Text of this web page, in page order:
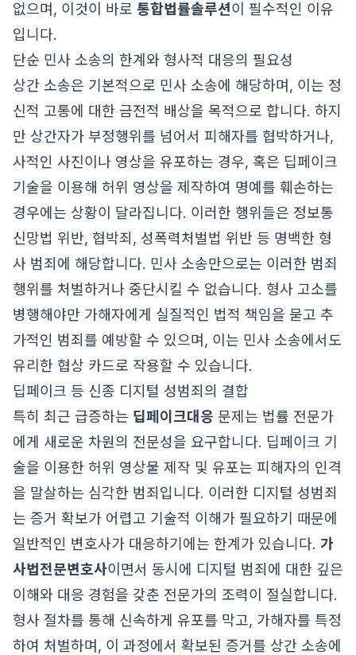
없으며, 이것이 바로 통합법률솔루션이 필수적인 이유
입니다.
단순 민사 소송의 한계와 형사적 대응의 필요성
상간 소송은 기본적으로 민사 소송에 해당하며, 이는 정
신적 고통에 대한 금전적 배상을 목적으로 합니다. 하지
만 상간자가 부정행위를 넘어서 피해자를 협박하거나,
사적인 사진이나 영상을 유포하는 경우, 혹은 딥페이크
기술을 이용해 허위 영상을 제작하여 명예를 훼손하는
경우에는 상황이 달라집니다. 이러한 행위들은 정보통
신망법 위반, 협박죄, 성폭력처벌법 위반 등 명백한 형
사 범죄에 해당합니다. 민사 소송만으로는 이러한 범죄
행위를 처벌하거나 중단시킬 수 없습니다. 형사 고소를
병행해야만 가해자에게 실질적인 법적 책임을 묻고 추
가적인 범죄를 예방할 수 있으며, 이는 민사 소송에서도
유리한 협상 카드로 작용할 수 있습니다.
딥페이크 등 신종 디지털 성범죄의 결합
특히 최근 급증하는 딥페이크대응 문제는 법률 전문가
에게 새로운 차원의 전문성을 요구합니다. 딥페이크 기
술을 이용한 허위 영상물 제작 및 유포는 피해자의 인격
을 말살하는 심각한 범죄입니다. 이러한 디지털 성범죄
는 증거 확보가 어렵고 기술적 이해가 필요하기 때문에
일반적인 변호사가 대응하기에는 한계가 있습니다. 가
사법전문변호사이면서 동시에 디지털 범죄에 대한 깊은
이해와 대응 경험을 갖춘 전문가의 조력이 절실합니다.
형사 절차를 통해 신속하게 유포를 막고, 가해자를 특정
하여 처벌하며, 이 과정에서 확보된 증거를 상간 소송에